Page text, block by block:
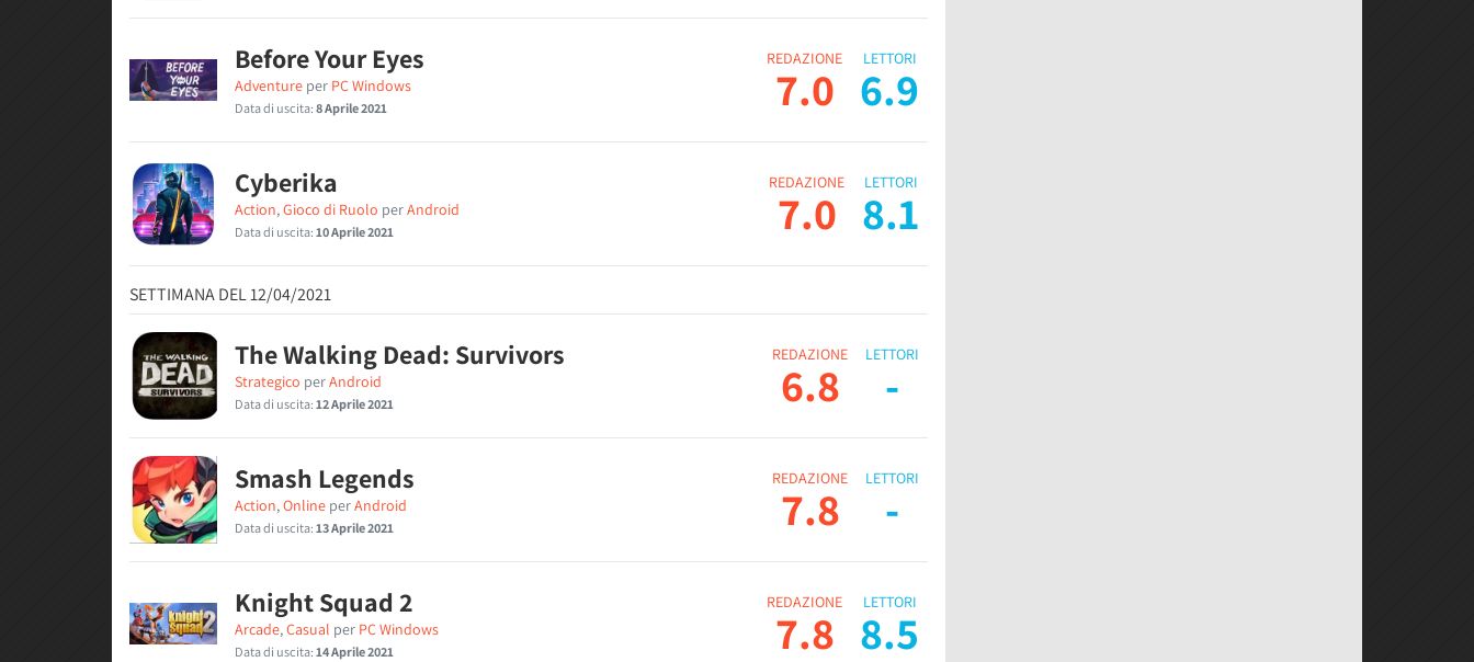
Before Your Eyes
Adventure per PC Windows
Data di uscita:8 Aprile 2021
REDAZIONE
7.0
LETTORI
6.9
Cyberika
Action,Gioco di Ruolo perAndroid
Data di uscita:10 Aprile 2021
REDAZIONE
7.0
LETTORI
8.1
SETTIMANA DEL 12/04/2021
The Walking Dead: Survivors
Strategico perAndroid
Data di uscita:12 Aprile 2021
REDAZIONE
6.8
LETTORI
-
Smash Legends
Action,Online perAndroid
Data di uscita:13 Aprile 2021
REDAZIONE
7.8
LETTORI
-
Knight Squad 2
Arcade,Casual per PC Windows
Data di uscita:14 Aprile 2021
REDAZIONE
7.8
LETTORI
8.5